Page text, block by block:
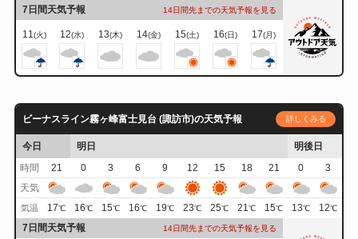
7日間天気予報 14日間先までの天気予報を見る
11(火) 12(水) 13(木) 14(金) 15(土) 16(日) 17(月)
ビーナスライン霧ヶ峰富士見台 (諏訪市)の天気予報 詳しくみる
今日 明日
明後日
時間
21 0 3 6 9 12 15 18 21 0
3
天気
気温 17℃ 16℃ 15℃ 16℃ 19℃ 23℃ 25℃ 21℃ 15℃ 13℃ 12℃
7日間天気予報 14日間先までの天気予報を見る